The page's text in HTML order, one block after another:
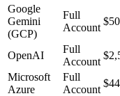
Google
Gemini
(GCP)
Full
Account
OpenAI
Full
Account
Microsoft
Azure
Full
Account